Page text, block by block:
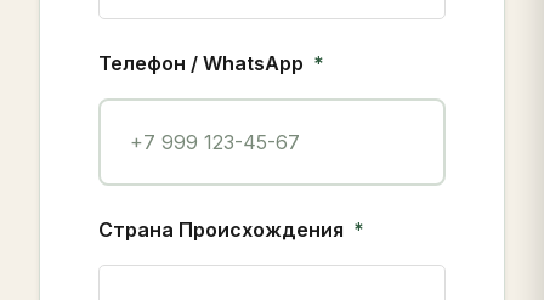
Телефон / WhatsApp
Страна Происхождения